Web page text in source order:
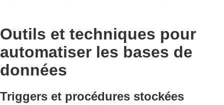
Outils et techniques pour
automatiser les bases de
données
Triggers et procédures stockées